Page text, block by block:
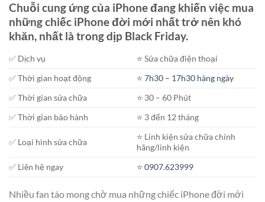
Chuỗi cung ứng của iPhone đang khiến việc mua
những chiếc iPhone đời mới nhất trở nên khó
khăn, nhất là trong dịp Black Friday.
✅ Dịch vụ
⭐️ Sửa chữa điện thoại
✅ Thời gian hoạt động
⭐️7h30 – 17h30 hàng ngày
✅ Thời gian sửa chữa
⭐️ 30 – 60 Phút
✅ Thời gian bảo hành
⭐️ 3 đến 12 tháng
✅ Loại hình sửa chữa
⭐️ Linh kiện sửa chữa chính
hãng/linh kiện
✅ Liên hệ ngay
⭐️0907.623999
Nhiều fan táo mong chờ mua những chiếc iPhone đời mới